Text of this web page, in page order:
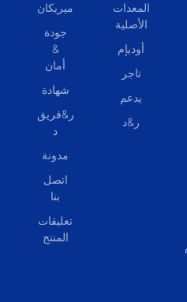
المعدات
الأصلية
أوديإم
تاجر
يدعم
ر&د
ميريكان
جودة
&
أمان
شهادة
ر&فريق
د
مدونة
اتصل
بنا
تعليقات
المنتج